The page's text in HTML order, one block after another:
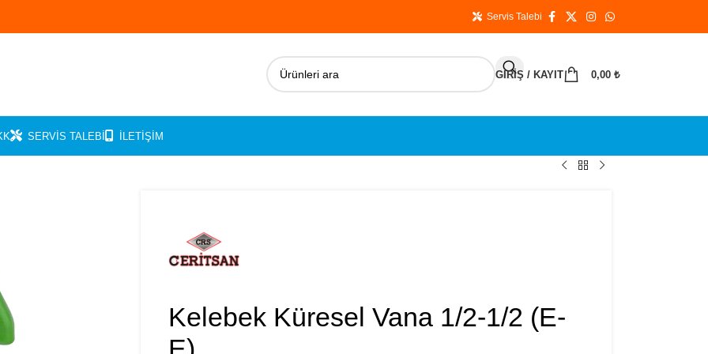
Servis Talebi
GIRIŞ / KAYIT 0,00 ₺
SERVIS TALEBI İLETIŞIM
Kelebek Küresel Vana 1/2-1/2 (E-